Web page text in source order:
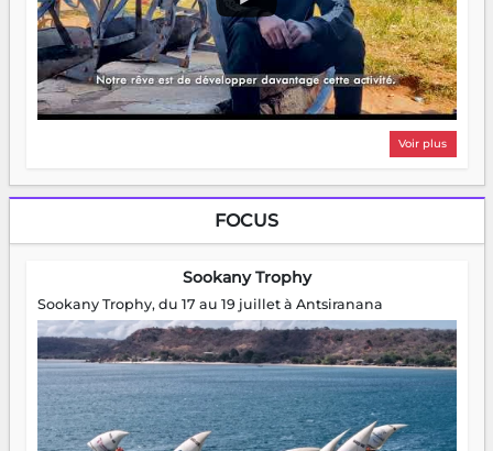
Voir plus
FOCUS
Sookany Trophy
Sookany Trophy, du 17 au 19 juillet à Antsiranana